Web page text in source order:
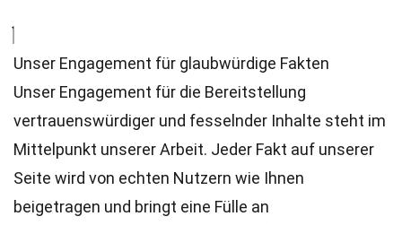
Unser Engagement für glaubwürdige Fakten
Unser Engagement für die Bereitstellung
vertrauenswürdiger und fesselnder Inhalte steht im
Mittelpunkt unserer Arbeit. Jeder Fakt auf unserer
Seite wird von echten Nutzern wie Ihnen
beigetragen und bringt eine Fülle an